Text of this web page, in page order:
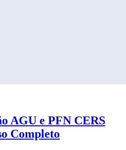
AGU e PFN CERS
Completo